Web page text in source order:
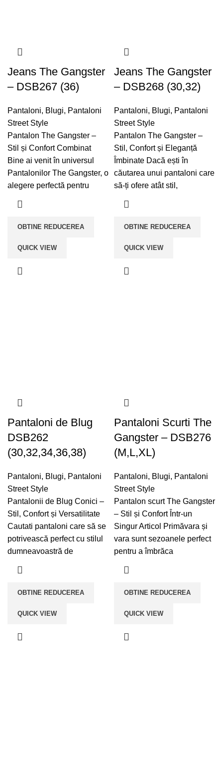
Jeans The Gangster
– DSB267 (36)
Pantaloni, Blugi, Pantaloni
Street Style
Pantalon The Gangster –
Stil și Confort Combinat
Bine ai venit în universul
Pantalonilor The Gangster, o
alegere perfectă pentru
OBTINE REDUCEREA
QUICK VIEW
Jeans The Gangster
– DSB268 (30,32)
Pantaloni, Blugi, Pantaloni
Street Style
Pantalon The Gangster –
Stil, Confort și Eleganță
Îmbinate Dacă ești în
căutarea unui pantaloni care
să-ți ofere atât stil,
OBTINE REDUCEREA
QUICK VIEW
Pantaloni de Blug
DSB262
(30,32,34,36,38)
Pantaloni, Blugi, Pantaloni
Street Style
Pantalonii de Blug Conici –
Stil, Confort și Versatilitate
Cautati pantaloni care să se
potrivească perfect cu stilul
dumneavoastră de
OBTINE REDUCEREA
QUICK VIEW
Pantaloni Scurti The
Gangster – DSB276
(M,L,XL)
Pantaloni, Blugi, Pantaloni
Street Style
Pantalon scurt The Gangster
– Stil și Confort Într-un
Singur Articol Primăvara și
vara sunt sezoanele perfect
pentru a îmbrăca
OBTINE REDUCEREA
QUICK VIEW